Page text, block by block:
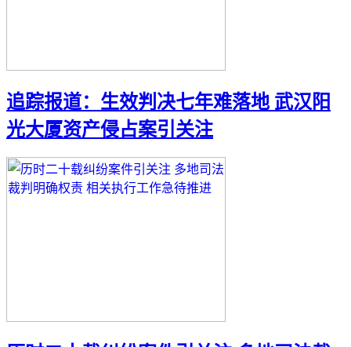
追踪报道：生效判决七年难落地 武汉阳
光大厦资产侵占案引关注